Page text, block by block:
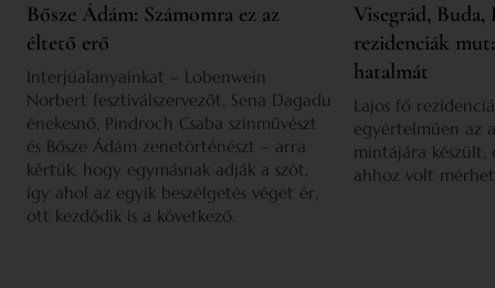
Bősze Ádám: Számomra ez az
éltető erő
Interjúalanyainkat – Lobenwein
Norbert fesztiválszervezőt, Sena Dagadu
énekesnő, Pindroch Csaba színművészt
és Bősze Ádám zenetörténészt – arra
kértük, hogy egymásnak adják a szót,
így ahol az egyik beszélgetés véget ér,
ott kezdődik is a következő.
Visegrád,
rezidenciák
hatalmát
Lajos fő
egyértelműen az
mintájára készült,
ahhoz volt